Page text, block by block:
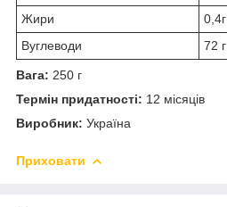
Жири
0,4г
Вуглеводи
72 г
Вага: 250 г
Термін придатності: 12 місяців
Виробник: Україна
Приховати